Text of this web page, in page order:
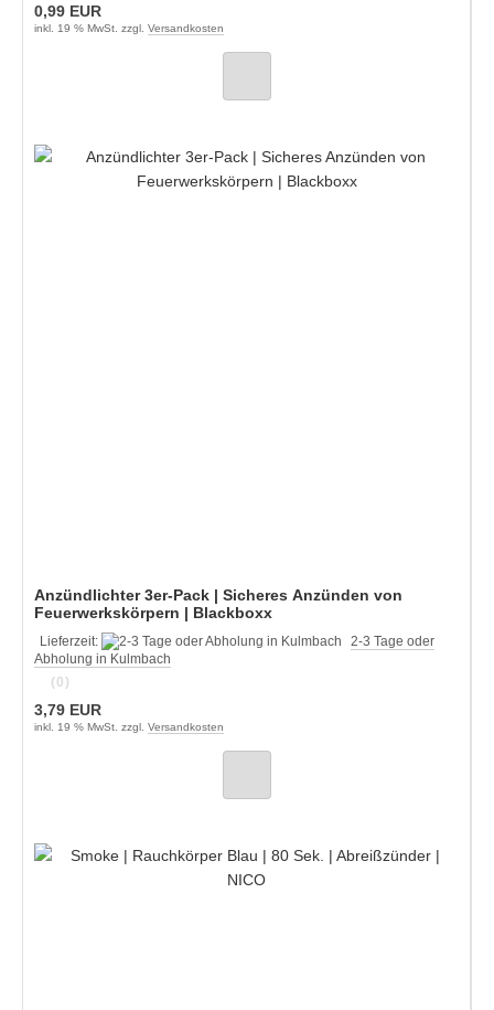
0,99 EUR
inkl. 19 % MwSt. zzgl. Versandkosten
Anzündlichter 3er-Pack | Sicheres Anzünden von
Feuerwerkskörpern | Blackboxx
Lieferzeit:
2-3 Tage oder
Abholung in Kulmbach
(0)
3,79 EUR
inkl. 19 % MwSt. zzgl. Versandkosten